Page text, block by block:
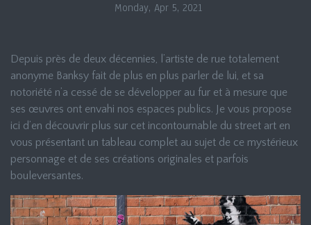
Monday, Apr 5, 2021
Depuis près de deux décennies, l’artiste de rue totalement
anonyme Banksy fait de plus en plus parler de lui, et sa
notoriété n’a cessé de se développer au fur et à mesure que
ses œuvres ont envahi nos espaces publics. Je vous propose
ici d’en découvrir plus sur cet incontournable du street art en
vous présentant un tableau complet au sujet de ce mystérieux
personnage et de ses créations originales et parfois
bouleversantes.